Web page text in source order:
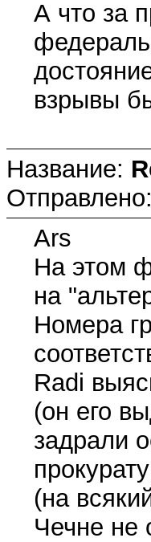
А что за
взрывы
Название:
Отправлено:
Ars
На этом
на
Номера
Radi
(он его
задрали
(на
Чечне не